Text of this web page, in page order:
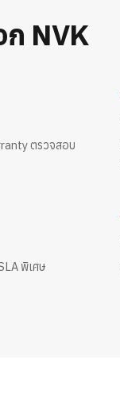
NVK
ตรวจสอบ
พิเศษ